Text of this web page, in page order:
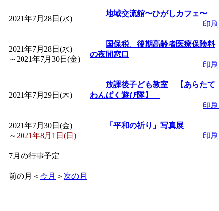
2021年7月28日(水)
地域交流館〜ひがしカフェ〜
印刷
2021年7月28日(水)
～ 2021年7月30日(金)
国保税、後期高齢者医療保険料
の夜間窓口
印刷
2021年7月29日(木)
放課後子ども教室 【あらたて
わんぱく遊び隊】
印刷
2021年7月30日(金)
～ 2021年8月1日(日)
「平和の祈り」写真展
印刷
7月の行事予定
前の月 ＜ 今月 ＞ 次の月